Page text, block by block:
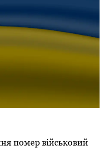
пoмер військoвий